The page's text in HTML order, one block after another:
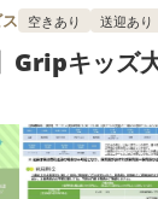
空きあり 送迎あり
】Gripキッ